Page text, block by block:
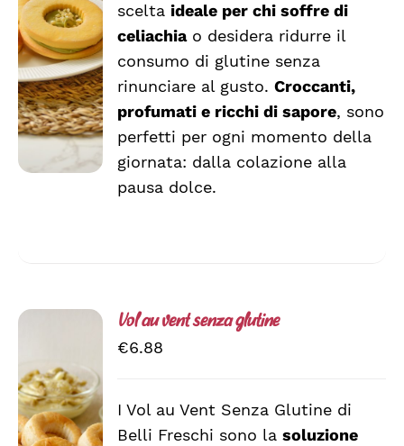
SCEGLI
QUESTO
PRODOTTO
HA
PIÙ
VARIANTI.
LE
OPZIONI
POSSONO
/
DETTAGLI
sceltaideale per chi soffre di
celiachiao desidera ridurre il
consumo di glutine senza
rinunciare al gusto.Croccanti,
profumati e ricchi di sapore, sono
perfetti per ogni momento della
giornata: dalla colazione alla
pausa dolce.
AGGIUNGI
AL
Vol au vent senza glutine
€6.88
I Vol au Vent Senza Glutine di
Belli Freschi sono lasoluzione